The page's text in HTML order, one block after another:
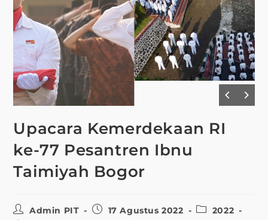
Upacara Kemerdekaan RI
ke-77 Pesantren Ibnu
Taimiyah Bogor
Admin PIT 17 Agustus 2022
2022